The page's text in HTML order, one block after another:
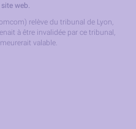
web.
relève du tribunal de Lyon,
à être invalidée par ce tribunal,
valable.